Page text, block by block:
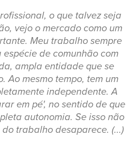
o que talvez seja
vejo o mercado como um
Meu trabalho sempre
de comunhão com
ampla entidade que se
Ao mesmo tempo, tem um
independente. A
em pé', no sentido de que
autonomia. Se isso não
trabalho desaparece. (...)